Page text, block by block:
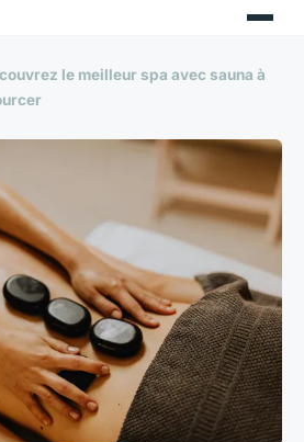
le meilleur spa avec sauna à